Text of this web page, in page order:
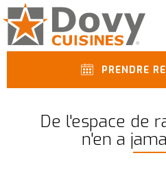
PRENDRE
De l'espace de
n'en a